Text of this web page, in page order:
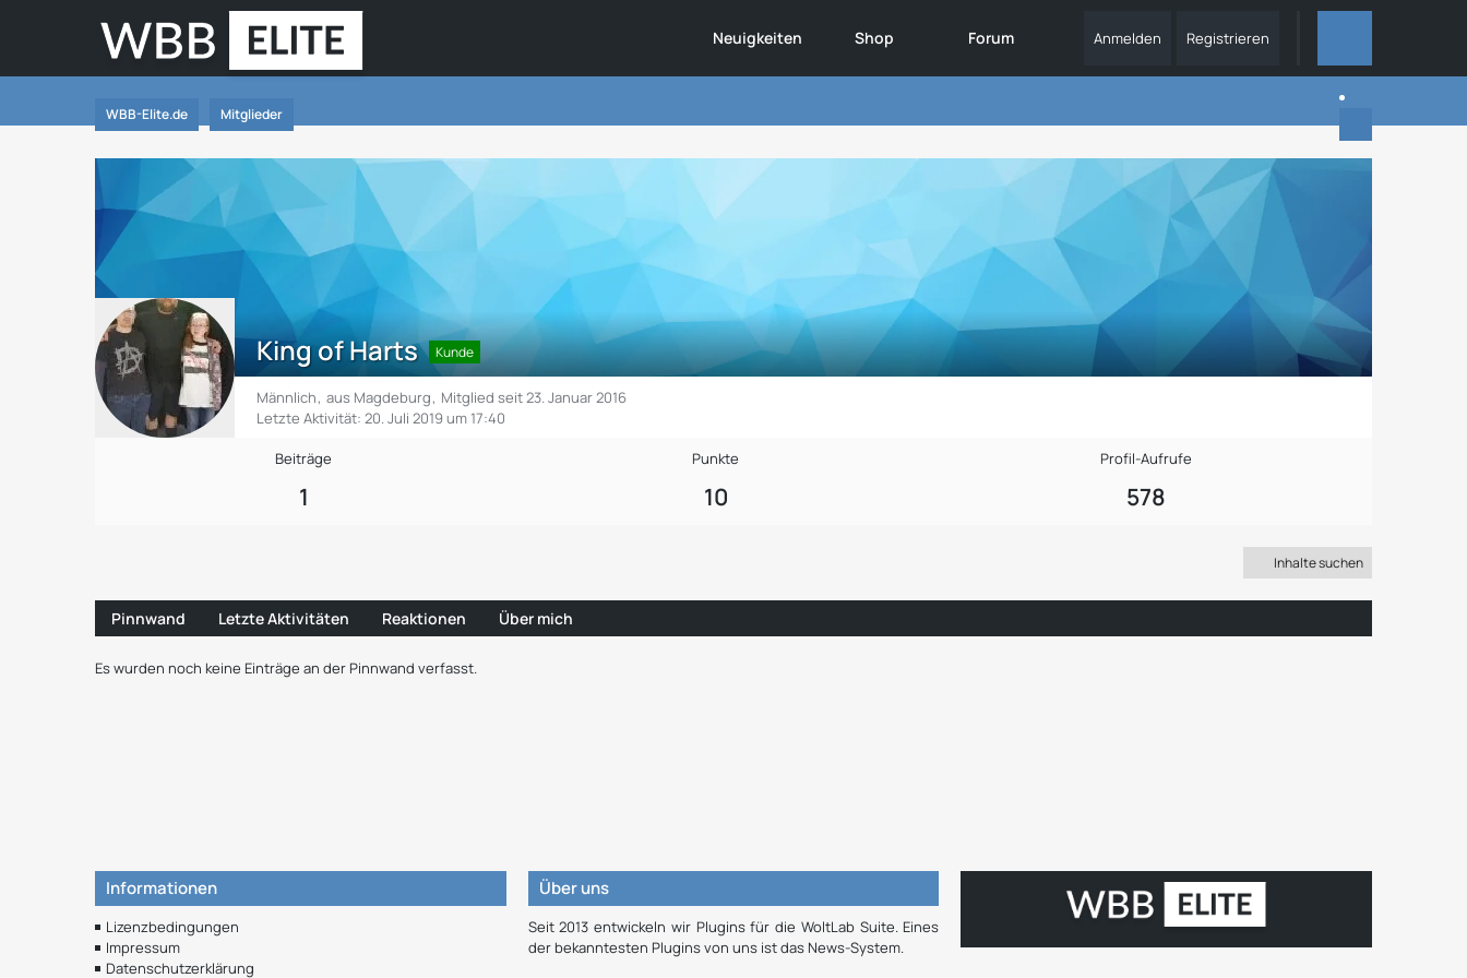
Neuigkeiten Shop Forum Anmelden Registrieren
WBB-Elite.de Mitglieder
King of Harts Kunde
Männlich aus Magdeburg
Mitglied seit 23. Januar 2016
Letzte Aktivität: 20. Juli 2019 um 17:40
Beiträge
1
Punkte
10
Profil-Aufrufe
578
Inhalte suchen
Pinnwand Letzte Aktivitäten Reaktionen Über mich
Es wurden noch keine Einträge an der Pinnwand verfasst.
Informationen
Lizenzbedingungen
Impressum
Datenschutzerklärung
Über uns
Seit 2013 entwickeln wir Plugins für die WoltLab Suite. Eines
der bekanntesten Plugins von uns ist das News-System.